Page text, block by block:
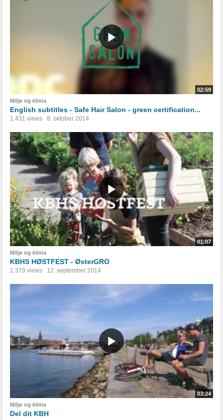
02:59
Miljø og klima
English subtitles - Safe Hair Salon - green certification...
1.431 views 8. oktober 2014
01:07
Miljø og klima
KBHS HØSTFEST - ØsterGRO
1.379 views 12. september 2014
03:24
Miljø og klima
Del dit KBH